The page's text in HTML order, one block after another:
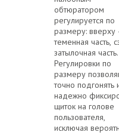
обтюратором
регулируется по
размеру: вверху
теменная часть,
затылочная часть.
Регулировки по
размеру
точно подгонять
надежно
щиток на голове
пользователя,
исключая